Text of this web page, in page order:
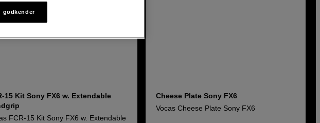
15 Kit Sony FX6 w. Extendable
FCR-15 Kit Sony FX6 w. Extendable
Cheese Plate Sony FX6
Vocas Cheese Plate Sony FX6
godkender